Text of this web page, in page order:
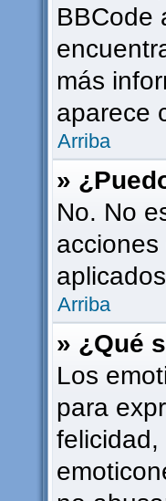
BBCode
más
aparece
Arriba
»
No. No
Arriba
» ¿Qué
Los
para